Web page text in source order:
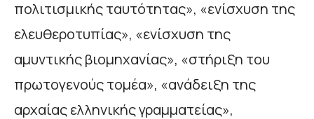
πολιτισμικής ταυτότητας», «ενίσχυση της
ελευθεροτυπίας», «ενίσχυση της
αμυντικής βιομηχανίας», «στήριξη του
πρωτογενούς τομέα», «ανάδειξη της
αρχαίας ελληνικής γραμματείας»,